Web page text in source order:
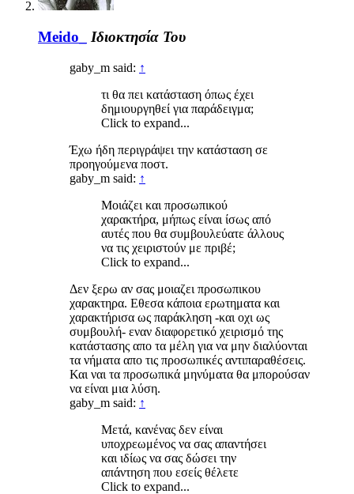
Meido_ Ιδιοκτησία Του
gaby_m said: ↑
τι θα πει κατάσταση όπως έχει
δημιουργηθεί για παράδειγμα;
Click to expand...
Έχω ήδη περιγράψει την κατάσταση σε
προηγούμενα ποστ.
gaby_m said: ↑
Μοιάζει και προσωπικού
χαρακτήρα, μήπως είναι ίσως από
αυτές που θα συμβουλεύατε άλλους
να τις χειριστούν με πριβέ;
Click to expand...
Δεν ξερω αν σας μοιαζει προσωπικου
χαρακτηρα. Εθεσα κάποια ερωτηματα και
χαρακτήρισα ως παράκληση -και οχι ως
συμβουλή- εναν διαφορετικό χειρισμό της
κατάστασης απο τα μέλη για να μην διαλύονται
τα νήματα απο τις προσωπικές αντιπαραθέσεις.
Και ναι τα προσωπικά μηνύματα θα μπορούσαν
να είναι μια λύση.
gaby_m said: ↑
Μετά, κανένας δεν είναι
υποχρεωμένος να σας απαντήσει
και ιδίως να σας δώσει την
απάντηση που εσείς θέλετε
Click to expand...